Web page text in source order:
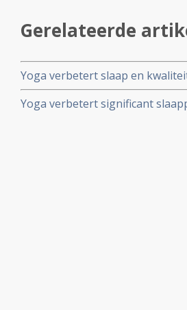
Gerelateerde
Yoga verbetert slaap en
slapeloosheid. Blijkt uit grote
Yoga verbetert significant